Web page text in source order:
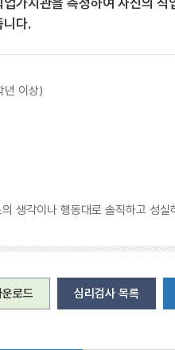
가치관을 측정하여 자신의 직
니다.
년 이상)
생각이나 행동대로 솔직하고 성실
로드 심리검사 목록